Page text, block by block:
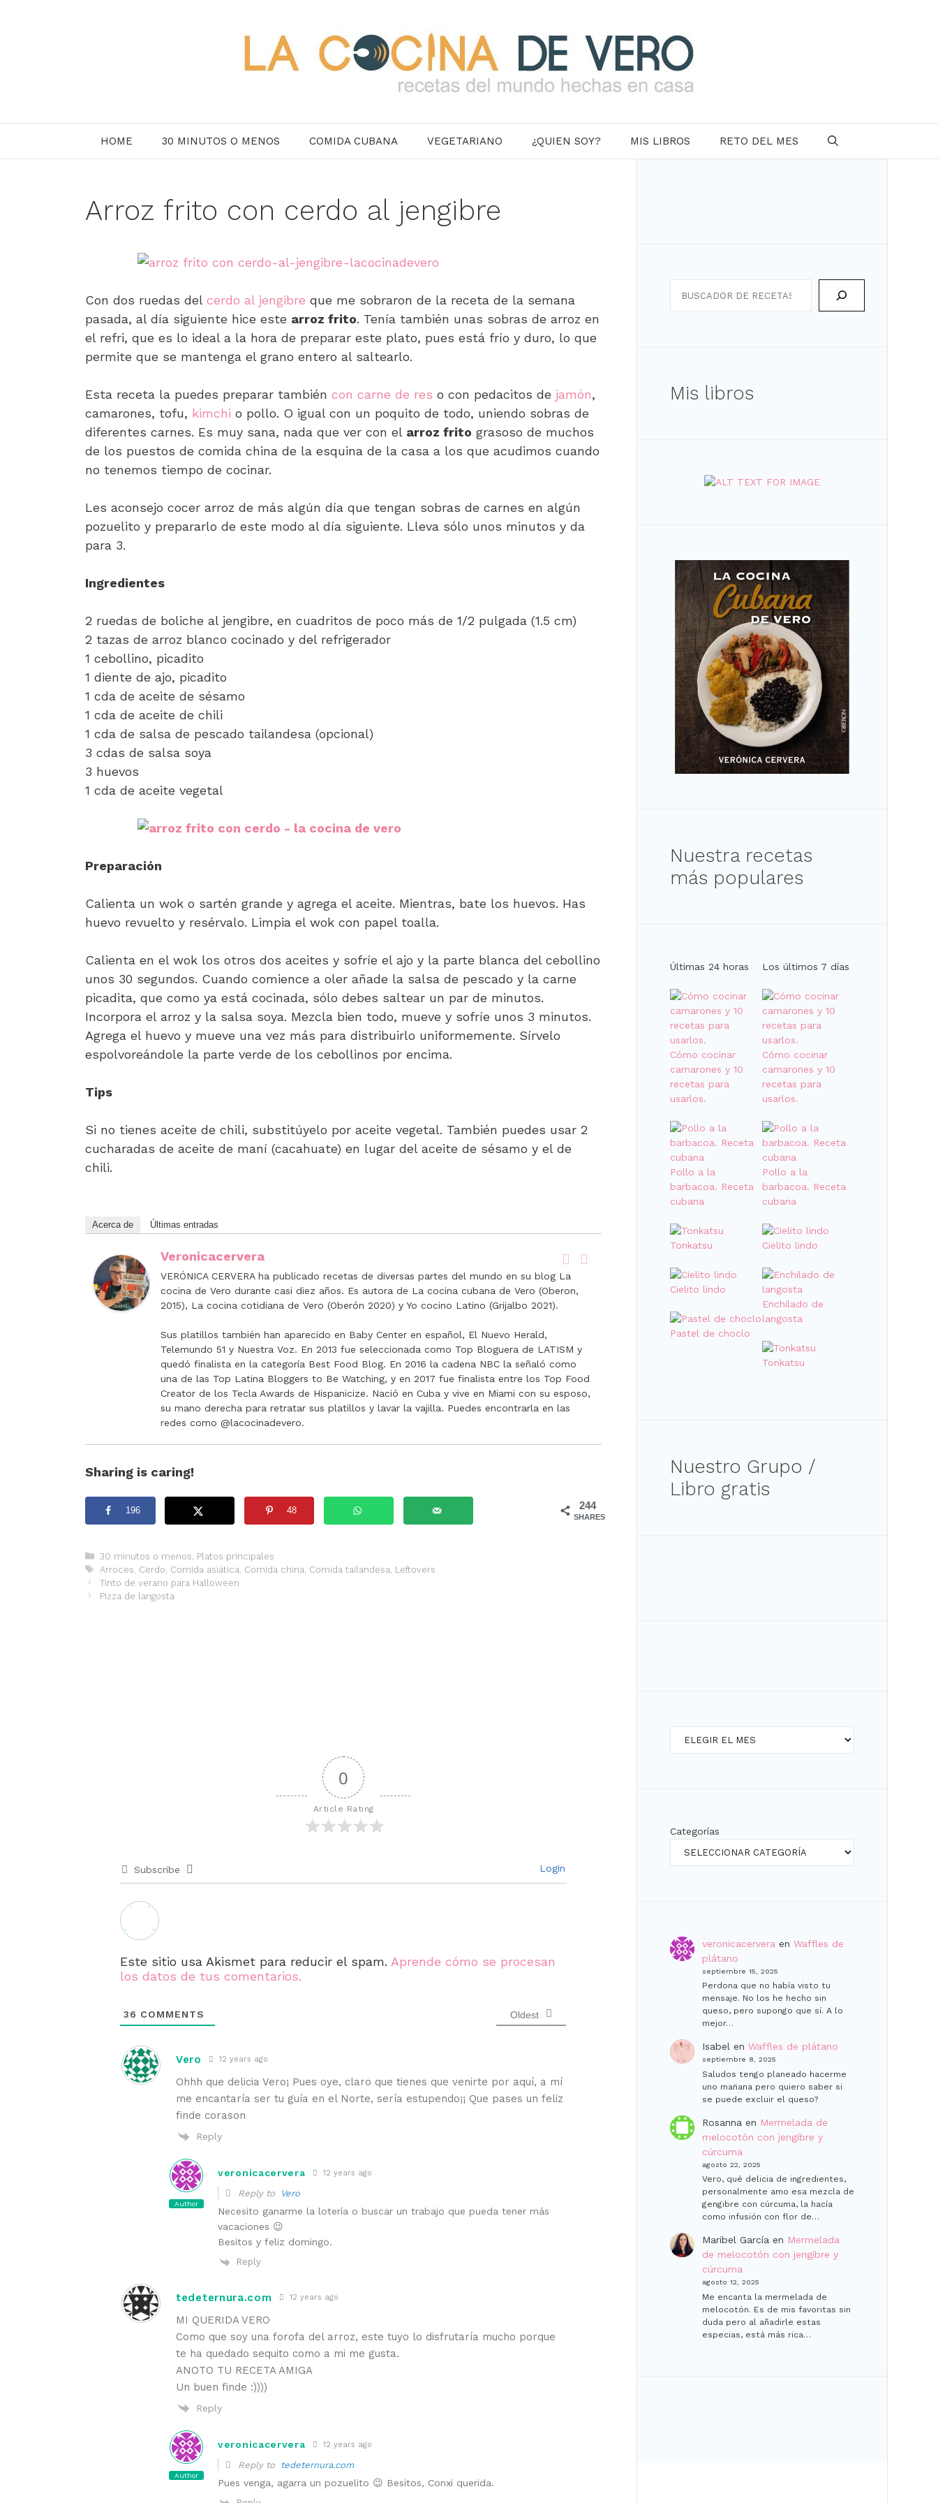
HOME 30 MINUTOS O MENOS COMIDA CUBANA VEGETARIANO ¿QUIEN SOY? MIS LIBROS RETO DEL MES
Arroz frito con cerdo al jengibre
Con dos ruedas del cerdo al jengibre que me sobraron de la receta de la semana
pasada, al día siguiente hice este arroz frito. Tenía también unas sobras de arroz en
el refri, que es lo ideal a la hora de preparar este plato, pues está frío y duro, lo que
permite que se mantenga el grano entero al saltearlo.
Esta receta la puedes preparar también con carne de res o con pedacitos de jamón,
camarones, tofu, kimchi o pollo. O igual con un poquito de todo, uniendo sobras de
diferentes carnes. Es muy sana, nada que ver con el arroz frito grasoso de muchos
de los puestos de comida china de la esquina de la casa a los que acudimos cuando
no tenemos tiempo de cocinar.
Les aconsejo cocer arroz de más algún día que tengan sobras de carnes en algún
pozuelito y prepararlo de este modo al día siguiente. Lleva sólo unos minutos y da
para 3.
Ingredientes
2 ruedas de boliche al jengibre, en cuadritos de poco más de 1/2 pulgada (1.5 cm)
2 tazas de arroz blanco cocinado y del refrigerador
1 cebollino, picadito
1 diente de ajo, picadito
1 cda de aceite de sésamo
1 cda de aceite de chili
1 cda de salsa de pescado tailandesa (opcional)
3 cdas de salsa soya
3 huevos
1 cda de aceite vegetal
Preparación
Calienta un wok o sartén grande y agrega el aceite. Mientras, bate los huevos. Has
huevo revuelto y resérvalo. Limpia el wok con papel toalla.
Calienta en el wok los otros dos aceites y sofríe el ajo y la parte blanca del cebollino
unos 30 segundos. Cuando comience a oler añade la salsa de pescado y la carne
picadita, que como ya está cocinada, sólo debes saltear un par de minutos.
Incorpora el arroz y la salsa soya. Mezcla bien todo, mueve y sofríe unos 3 minutos.
Agrega el huevo y mueve una vez más para distribuirlo uniformemente. Sírvelo
espolvoreándole la parte verde de los cebollinos por encima.
Tips
Si no tienes aceite de chili, substitúyelo por aceite vegetal. También puedes usar 2
cucharadas de aceite de maní (cacahuate) en lugar del aceite de sésamo y el de
chili.
Acerca de Últimas entradas
Veronicacervera
VERÓNICA CERVERA ha publicado recetas de diversas partes del mundo en su blog La
cocina de Vero durante casi diez años. Es autora de La cocina cubana de Vero (Oberon,
2015), La cocina cotidiana de Vero (Oberón 2020) y Yo cocino Latino (Grijalbo 2021).
Sus platillos también han aparecido en Baby Center en español, El Nuevo Herald,
Telemundo 51 y Nuestra Voz. En 2013 fue seleccionada como Top Bloguera de LATISM y
quedó finalista en la categoría Best Food Blog. En 2016 la cadena NBC la señaló como
una de las Top Latina Bloggers to Be Watching, y en 2017 fue finalista entre los Top Food
Creator de los Tecla Awards de Hispanicize. Nació en Cuba y vive en Miami con su esposo,
su mano derecha para retratar sus platillos y lavar la vajilla. Puedes encontrarla en las
redes como @lacocinadevero.
Sharing is caring!
244
SHARES
196 48
Categorías
30 minutos o menos Platos principales
Etiquetas
Arroces Cerdo Comida asiática Comida china Comida tailandesa Leftovers
Tinto de verano para Halloween
Pizza de langosta
0
Article Rating
Subscribe Login
Este sitio usa Akismet para reducir el spam. Aprende cómo se procesan
los datos de tus comentarios.
36 COMMENTS Oldest
Vero 12 years ago
Ohhh que delicia Vero¡ Pues oye, claro que tienes que venirte por aquí, a mí
me encantaría ser tu guía en el Norte, sería estupendo¡¡ Que pases un feliz
finde corason
Reply
Author
veronicacervera 12 years ago
Reply to Vero
Necesito ganarme la lotería o buscar un trabajo que pueda tener más
vacaciones 😉
Besitos y feliz domingo.
Reply
tedeternura.com 12 years ago
MI QUERIDA VERO
Como que soy una forofa del arroz, este tuyo lo disfrutaría mucho porque
te ha quedado sequito como a mi me gusta.
ANOTO TU RECETA AMIGA
Un buen finde :))))
Reply
Author
veronicacervera 12 years ago
Reply to tedeternura.com
Pues venga, agarra un pozuelito 😉 Besitos, Conxi querida.
Mis libros
Nuestra recetas
más populares
Últimas 24 horas
Cómo cocinar
camarones y 10
recetas para
usarlos.
Pollo a la
barbacoa. Receta
cubana
Tonkatsu
Cielito lindo
Pastel de choclo
Los últimos 7 días
Cómo cocinar
camarones y 10
recetas para
usarlos.
Pollo a la
barbacoa. Receta
cubana
Cielito lindo
Enchilado de
langosta
Tonkatsu
Nuestro Grupo /
Libro gratis
Categorías
veronicacervera en Waffles de
plátano
septiembre 15, 2025
Perdona que no había visto tu
mensaje. No los he hecho sin
queso, pero supongo que sí. A lo
mejor…
Isabelen Waffles de plátano
septiembre 8, 2025
Saludos tengo planeado hacerme
uno man̈ana pero quiero saber si
se puede excluir el queso?
Rosanna en Mermelada de
melocotón con jengibre y
cúrcuma
agosto 22, 2025
Vero, qué delicia de ingredientes,
personalmente amo esa mezcla de
gengibre con cúrcuma, la hacía
como infusión con flor de…
Maribel Garcíaen Mermelada
de melocotón con jengibre y
cúrcuma
agosto 12, 2025
Me encanta la mermelada de
melocotón. Es de mis favoritas sin
duda pero al añadirle estas
especias, está más rica…